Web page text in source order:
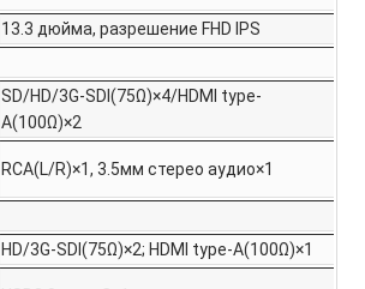
13.3 дюйма, разрешение FHD IPS
SD/HD/3G-SDI(75Ω)×4/HDMI type-
A(100Ω)×2
RCA(L/R)×1, 3.5мм стерео аудио×1
HD/3G-SDI(75Ω)×2; HDMI type-A(100Ω)×1